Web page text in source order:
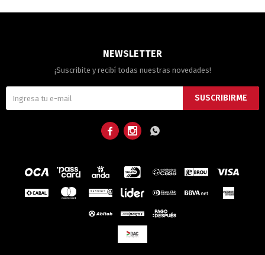
NEWSLETTER
¡Suscribite y recibí todas nuestras novedades!
SUSCRIBIRME
  